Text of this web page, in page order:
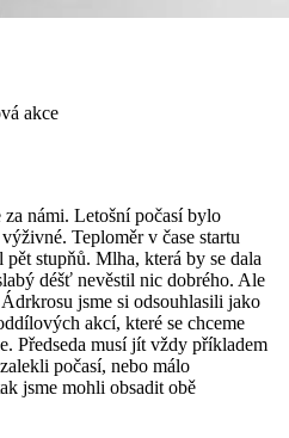
akce
za námi. Letošní počasí bylo
Teploměr v čase startu
pět stupňů. Mlha, která by se dala
déšť nevěstil nic dobrého. Ale
Ádrkrosu jsme si odsouhlasili jako
akcí, které se chceme
Předseda musí jít vždy příkladem
počasí, nebo málo
jsme mohli obsadit obě